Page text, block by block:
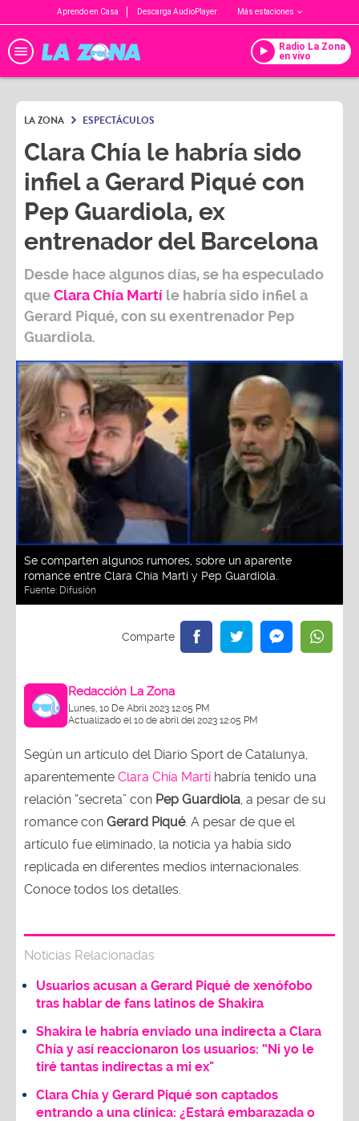
Aprendo en Casa Descarga AudioPlayer Más estaciones
Radio La Zona
en vivo
LA ZONA ESPECTÁCULOS
Clara Chía le habría sido
infiel a Gerard Piqué con
Pep Guardiola, ex
entrenador del Barcelona
Desde hace algunos días, se ha especulado
queClara Chía Martí le habría sido infiel a
Gerard Piqué, con su exentrenador Pep
Guardiola.
Se comparten algunos rumores, sobre un aparente
romance entre Clara Chía Martí y Pep Guardiola.
Fuente: Difusión
Redacción La Zona
Lunes, 10 De Abril 2023 12:05 PM
Actualizado el 10 de abril del 2023 12:05 PM
Según un artículo del Diario Sport de Catalunya,
aparentemente Clara Chía Martí habría tenido una
relación “secreta” con Pep Guardiola , a pesar de su
romance con Gerard Piqué. A pesar de que el
artículo fue eliminado, la noticia ya había sido
replicada en diferentes medios internacionales.
Conoce todos los detalles.
Noticias Relacionadas
Usuarios acusan a Gerard Piqué de xenófobo
tras hablar de fans latinos de Shakira
Shakira le habría enviado una indirecta a Clara
Chía y así reaccionaron los usuarios: “Ni yo le
tiré tantas indirectas a mi ex"
Clara Chía y Gerard Piqué son captados
entrando a una clínica: ¿Estará embarazada o